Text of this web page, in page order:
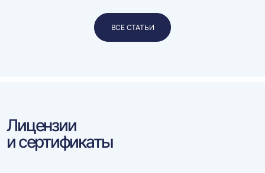
ВСЕ СТАТЬИ
Лицензии
и сертификаты